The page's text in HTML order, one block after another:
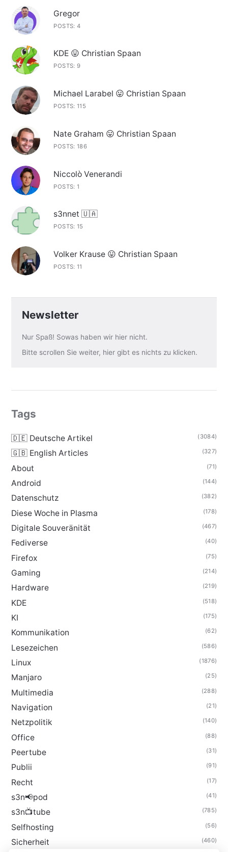
Gregor
POSTS: 4
KDE 😛 Christian Spaan
POSTS: 9
Michael Larabel 😛 Christian Spaan
POSTS: 115
Nate Graham 😛 Christian Spaan
POSTS: 186
Niccolò Venerandi
POSTS: 1
s3nnet 🇺🇦
POSTS: 15
Volker Krause 😛 Christian Spaan
POSTS: 11
Newsletter
Nur Spaß! Sowas haben wir hier nicht.
Bitte scrollen Sie weiter, hier gibt es nichts zu klicken.
Tags
🇩🇪 Deutsche Artikel (3084)
🇬🇧 English Articles (327)
About (71)
Android (144)
Datenschutz (382)
Diese Woche in Plasma (178)
Digitale Souveränität (467)
Fediverse (40)
Firefox (75)
Gaming (214)
Hardware (219)
KDE (518)
KI (175)
Kommunikation (62)
Lesezeichen (586)
Linux (1876)
Manjaro (25)
Multimedia (288)
Navigation (21)
Netzpolitik (140)
Office (88)
Peertube (31)
Publii (91)
Recht (17)
s3n📢pod (41)
s3n📺tube (785)
Selfhosting (56)
Sicherheit (460)